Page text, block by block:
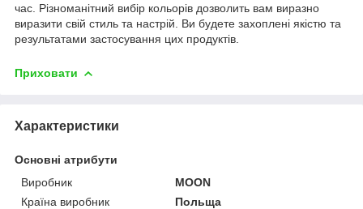
час. Різноманітний вибір кольорів дозволить вам виразно
виразити свій стиль та настрій. Ви будете захоплені якістю та
результатами застосування цих продуктів.
Приховати
Характеристики
Основні атрибути
Виробник
MOON
Країна виробник
Польща